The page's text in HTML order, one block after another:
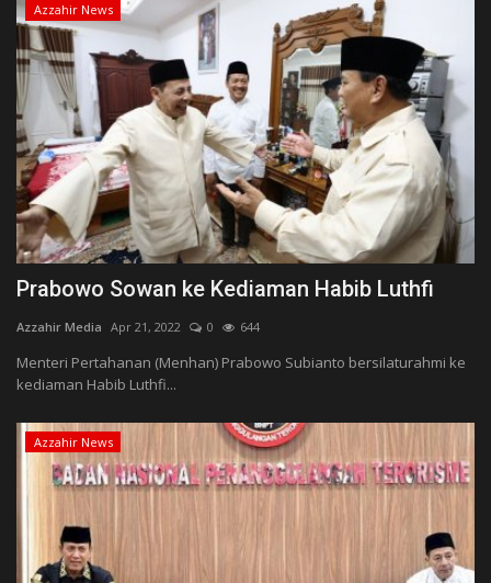
Azzahir News
Prabowo Sowan ke Kediaman Habib Luthfi
Azzahir Media Apr 21, 2022 0 644
Menteri Pertahanan (Menhan) Prabowo Subianto bersilaturahmi ke
kediaman Habib Luthfi...
Azzahir News